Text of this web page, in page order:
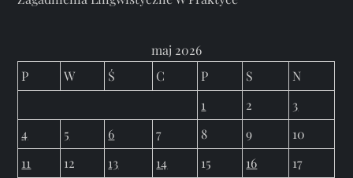
maj 2026
P
W Ś C P S
N
1
2
3
4
5 6 7 8 9
10
11
12 13 14 15 16
17